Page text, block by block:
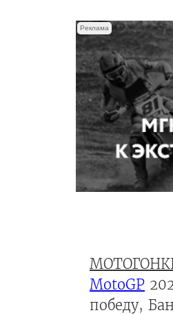
Реклама
MotoGP
победу,